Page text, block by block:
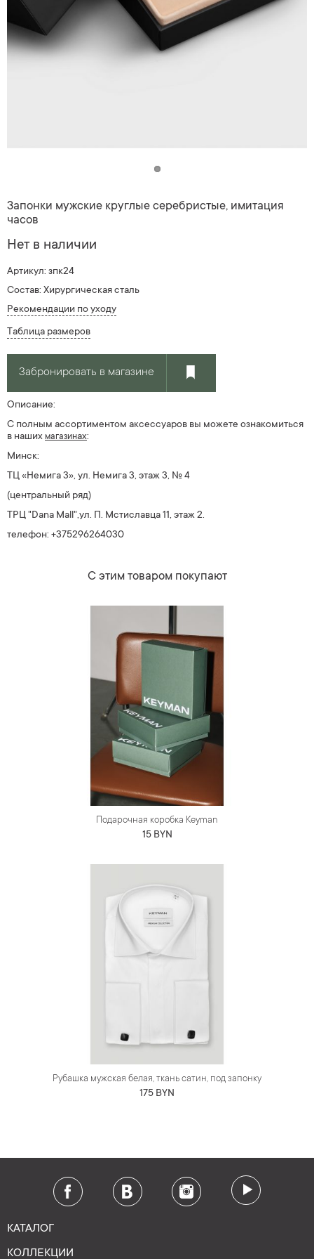
Запонки мужские круглые серебристые, имитация
часов
Нет в наличии
Артикул: зпк24
Состав: Хирургическая сталь
Рекомендации по уходу
Таблица размеров
Забронировать в магазине
Описание:
С полным ассортиментом аксессуаров вы можете ознакомиться
в наших магазинах:
Минск:
ТЦ «Немига 3», ул. Немига 3, этаж 3, № 4
(центральный ряд)
ТРЦ "Dana Mall",ул. П. Мстиславца 11, этаж 2.
телефон: +375296264030
С этим товаром покупают
Подарочная коробка Keyman
15 BYN
Рубашка мужская белая, ткань сатин, под запонку
175 BYN
КАТАЛОГ
КОЛЛЕКЦИИ